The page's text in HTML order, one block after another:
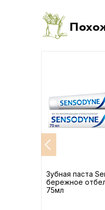
Зубная паста
бережное
75мл